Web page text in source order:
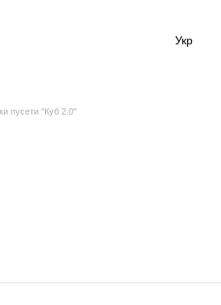
Укр
пусети "Куб 2.0"